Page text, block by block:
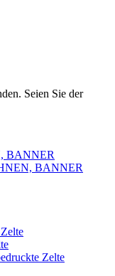
Seien Sie der
BANNER
BANNER
Zelte